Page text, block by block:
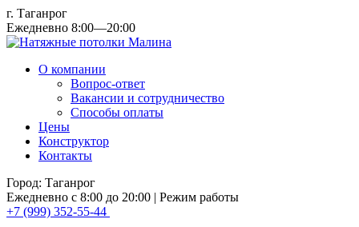
г. Таганрог
Ежедневно 8:00—20:00
О компании
Вопрос-ответ
Вакансии и сотрудничество
Способы оплаты
Цены
Конструктор
Контакты
Город: Таганрог
Ежедневно с 8:00 до 20:00 | Режим работы
+7 (999) 352-55-44